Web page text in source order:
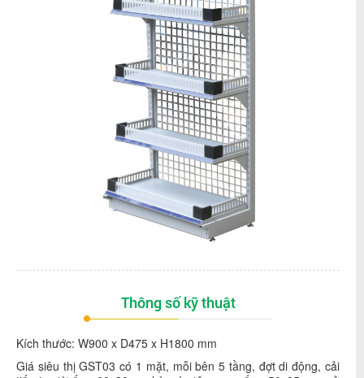
Thông số kỹ thuật
Kích thước: W900 x D475 x H1800 mm
Giá siêu thị GST03 có 1 mặt, mỗi bên 5 tầng, đợt di động, cải